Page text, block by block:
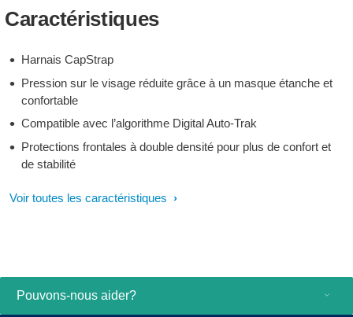
Caractéristiques
Harnais CapStrap
Pression sur le visage réduite grâce à un masque étanche et
confortable
Compatible avec l’algorithme Digital Auto-Trak
Protections frontales à double densité pour plus de confort et
de stabilité
Voir toutes les caractéristiques
Pouvons-nous aider?